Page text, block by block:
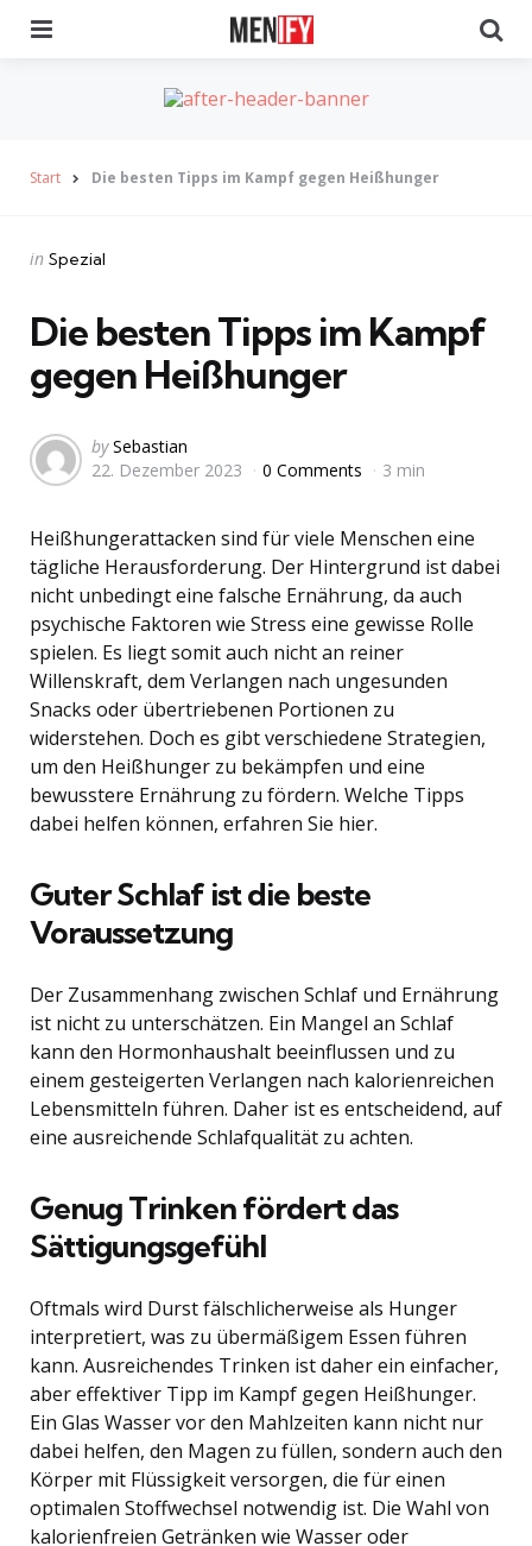
Start Die besten Tipps im Kampf gegen Heißhunger
Categories
Posted
in Spezial
Die besten Tipps im Kampf
gegen Heißhunger
Posted
by
by Sebastian
22. Dezember 2023
0 Comments 3 min
Heißhungerattacken sind für viele Menschen eine
tägliche Herausforderung. Der Hintergrund ist dabei
nicht unbedingt eine falsche Ernährung, da auch
psychische Faktoren wie Stress eine gewisse Rolle
spielen. Es liegt somit auch nicht an reiner
Willenskraft, dem Verlangen nach ungesunden
Snacks oder übertriebenen Portionen zu
widerstehen. Doch es gibt verschiedene Strategien,
um den Heißhunger zu bekämpfen und eine
bewusstere Ernährung zu fördern. Welche Tipps
dabei helfen können, erfahren Sie hier.
Guter Schlaf ist die beste
Voraussetzung
Der Zusammenhang zwischen Schlaf und Ernährung
ist nicht zu unterschätzen. Ein Mangel an Schlaf
kann den Hormonhaushalt beeinflussen und zu
einem gesteigerten Verlangen nach kalorienreichen
Lebensmitteln führen. Daher ist es entscheidend, auf
eine ausreichende Schlafqualität zu achten.
Genug Trinken fördert das
Sättigungsgefühl
Oftmals wird Durst fälschlicherweise als Hunger
interpretiert, was zu übermäßigem Essen führen
kann. Ausreichendes Trinken ist daher ein einfacher,
aber effektiver Tipp im Kampf gegen Heißhunger.
Ein Glas Wasser vor den Mahlzeiten kann nicht nur
dabei helfen, den Magen zu füllen, sondern auch den
Körper mit Flüssigkeit versorgen, die für einen
optimalen Stoffwechsel notwendig ist. Die Wahl von
kalorienfreien Getränken wie Wasser oder